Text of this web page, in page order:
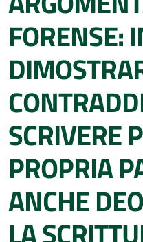
FORENSE:
SCRIVERE
PROPRIA
ANCHE